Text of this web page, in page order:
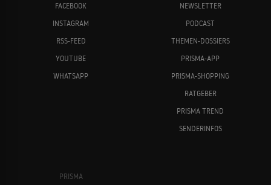
FACEBOOK
INSTAGRAM
RSS-FEED
YOUTUBE
WHATSAPP
NEWSLETTER
PODCAST
THEMEN-DOSSIERS
PRISMA-APP
PRISMA-SHOPPING
RATGEBER
PRISMA TREND
SENDERINFOS
PRISMA